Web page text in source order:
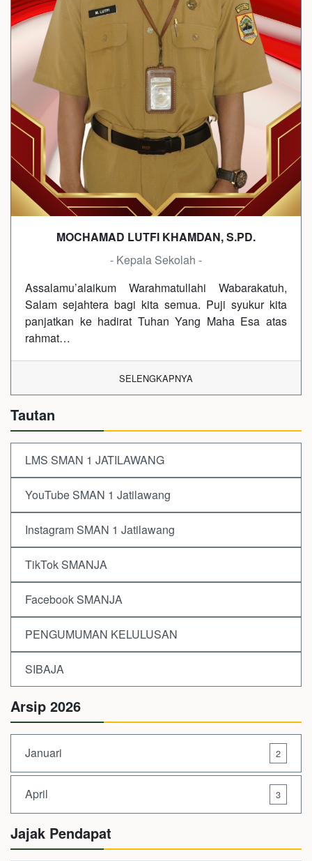
MOCHAMAD LUTFI KHAMDAN, S.PD.
- Kepala Sekolah -
Assalamu’alaikum Warahmatullahi Wabarakatuh,
Salam sejahtera bagi kita semua. Puji syukur kita
panjatkan ke hadirat Tuhan Yang Maha Esa atas
rahmat…
SELENGKAPNYA
Tautan
LMS SMAN 1 JATILAWANG
YouTube SMAN 1 Jatilawang
Instagram SMAN 1 Jatilawang
TikTok SMANJA
Facebook SMANJA
PENGUMUMAN KELULUSAN
SIBAJA
Arsip 2026
Januari 2
April 3
Jajak Pendapat